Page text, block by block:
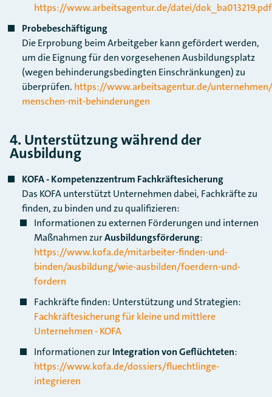
https://www.arbeitsagentur.de/datei/dok_ba013219.pdf
Probebeschäftigung
Die Erprobung beim Arbeitgeber kann gefördert werden,
um die Eignung für den vorgesehenen Ausbildungsplatz
(wegen behinderungsbedingten Einschränkungen) zu
überprüfen. https://www.arbeitsagentur.de/
menschen-mit-behinderungen
4. Unterstützung während der
Ausbildung
KOFA - Kompetenzzentrum Fachkräftesicherung
Das KOFA unterstützt Unternehmen dabei, Fachkräfte zu
finden, zu binden und zu qualifizieren:
Informationen zu externen Förderungen und internen
Maßnahmen zurAusbildungsförderung:
https://www.kofa.de/mitarbeiter-finden-und-
binden/ausbildung/wie-ausbilden/foerdern-und-
fordern
Fachkräfte finden: Unterstützung und Strategien:
Fachkräftesicherung für kleine und mittlere
Unternehmen - KOFA
Informationen zurIntegration von Geflüchteten:
https://www.kofa.de/dossiers/fluechtlinge-
integrieren